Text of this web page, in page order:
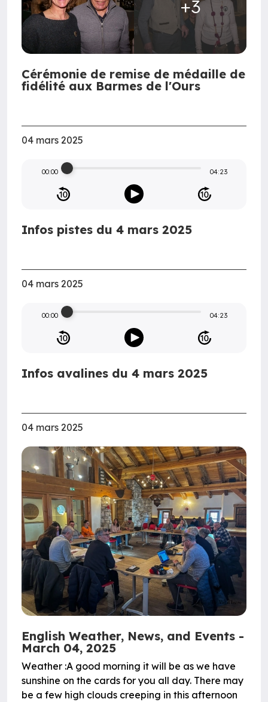
+3
Cérémonie de remise de médaille de
fidélité aux Barmes de l'Ours
04 mars 2025
00:00 04:23
Infos pistes du 4 mars 2025
04 mars 2025
00:00 04:23
Infos avalines du 4 mars 2025
04 mars 2025
English Weather, News, and Events -
March 04, 2025
Weather :A good morning it will be as we have
sunshine on the cards for you all day. There may
be a few high clouds creeping in this afternoon